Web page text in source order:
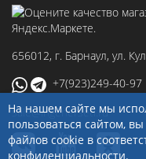
656012, г. Барнаул, ул.
+7(923)249-40-97
sale@ingenerseti.ru
На нашем сайте мы
пользоваться сайтом,
файлов cookie в
конфиденциальности.